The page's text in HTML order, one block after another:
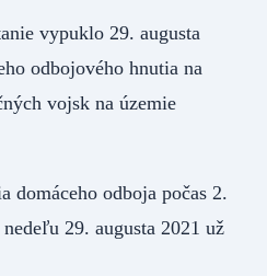
vypuklo 29. augusta
odbojového hnutia na
vojsk na územie
domáceho odboja počas 2.
29. augusta 2021 už